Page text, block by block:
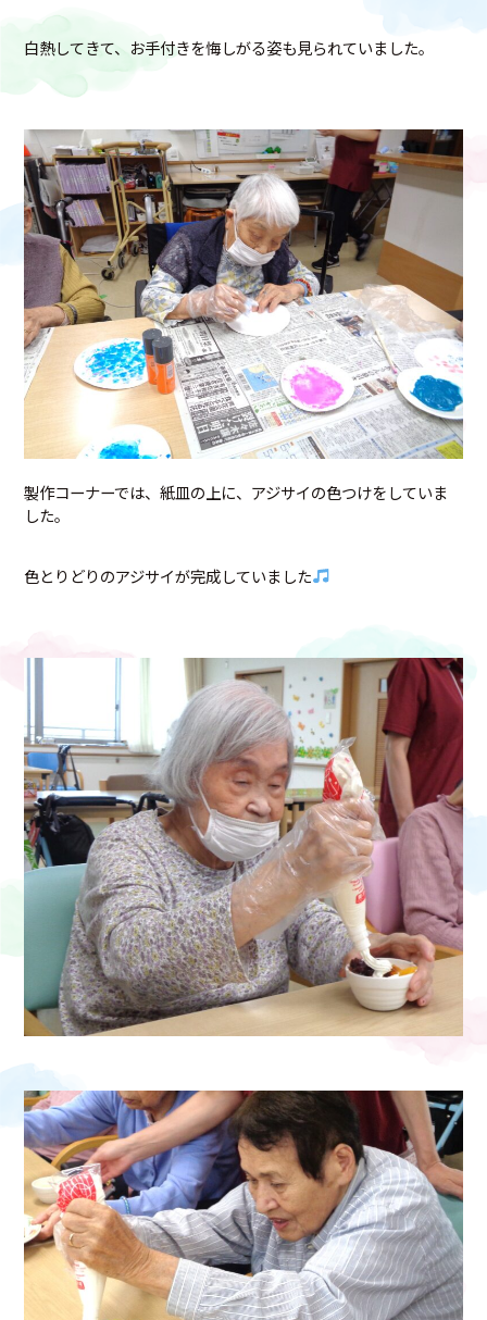
白熱してきて、お手付きを悔しがる姿も見られていました。
製作コーナーでは、紙皿の上に、アジサイの色つけをしていま
した。
色とりどりのアジサイが完成していました